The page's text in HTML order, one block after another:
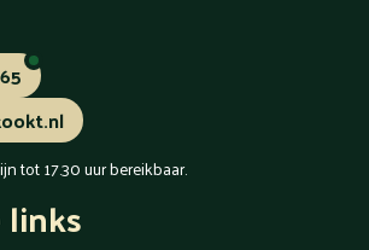
tot 17.30 uur bereikbaar.
links